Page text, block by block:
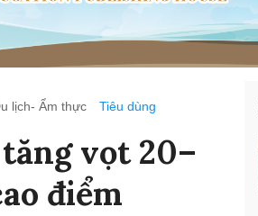
lịch- Ẩm thực Tiêu dùng
vọt 20–
điểm